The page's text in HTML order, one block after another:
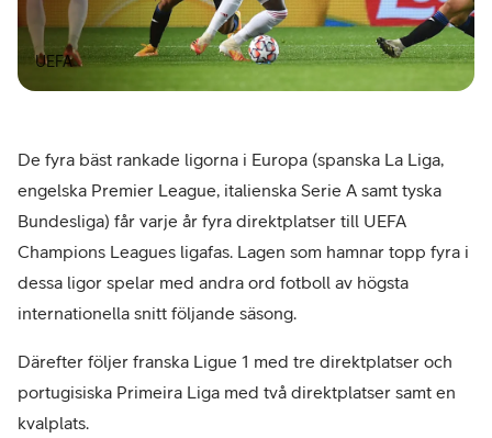
UEFA
De fyra bäst rankade ligorna i Europa (spanska La Liga,
engelska Premier League, italienska Serie A samt tyska
Bundesliga) får varje år fyra direktplatser till UEFA
Champions Leagues ligafas. Lagen som hamnar topp fyra i
dessa ligor spelar med andra ord fotboll av högsta
internationella snitt följande säsong.
Därefter följer franska Ligue 1 med tre direktplatser och
portugisiska Primeira Liga med två direktplatser samt en
kvalplats.